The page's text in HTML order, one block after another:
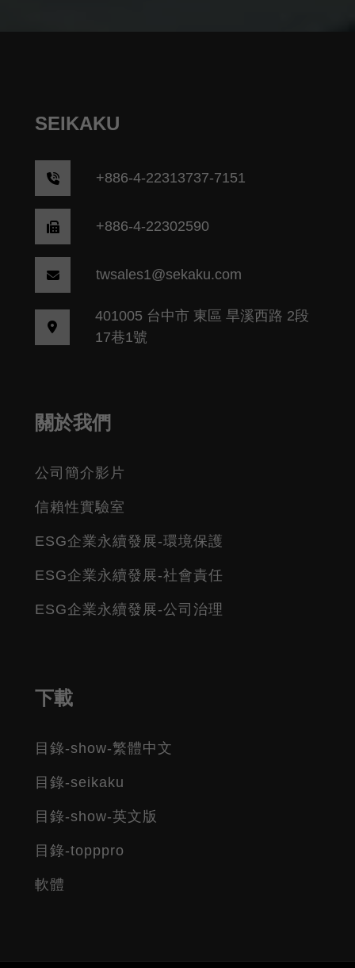
SEIKAKU
+886-4-22313737-7151
+886-4-22302590
twsales1@sekaku.com
401005 台中市 東區 旱溪西路 2段
17巷1號
關於我們
公司簡介影片
信賴性實驗室
ESG企業永續發展-環境保護
ESG企業永續發展-社會責任
ESG企業永續發展-公司治理
下載
目錄-show-繁體中文
目錄-seikaku
目錄-show-英文版
目錄-topppro
軟體